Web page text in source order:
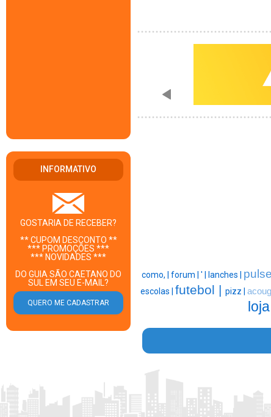
INFORMATIVO
GOSTARIA DE RECEBER?
** CUPOM DESCONTO **
*** PROMOÇÕES ***
*** NOVIDADES ***
DO GUIA SÃO CAETANO DO
SUL EM SEU E-MAIL?
como, | forum | ' | lanches |
escolas | futebol | pizz |
loja